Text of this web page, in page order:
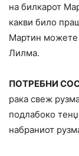
на билкарот
какви било
Мартин можете
Лилма.
ПОТРЕБНИ
рака свеж
подлабоко
набраниот